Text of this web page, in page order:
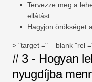
Tervezze meg a
ellátást
Hagyjon örökséget
> "target =" _ blank "rel
# 3 - Hogyan
nyugdíjba